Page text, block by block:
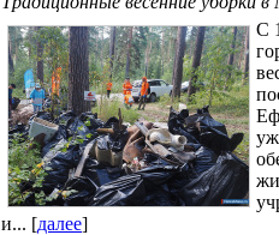
С
и... [далее]